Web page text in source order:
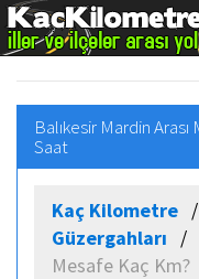
Balıkesir Mardin
Saat
Kaç Kilometre
Güzergahları
Mesafe Kaç Km?